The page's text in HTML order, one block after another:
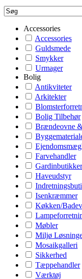
Accessories
Accessories
Guldsmede
Smykker
Urmager
Bolig
Antikviteter
Arkitekter
Bolig Tilbehør
Brændeovne
Farvehandler
Gardinbutikker
Haveudstyr
Isenkræmmer
Køkken/
Møbler
Miljø
Mosaikgalleri
Sikkerhed
Tæppehandler
Værktøj